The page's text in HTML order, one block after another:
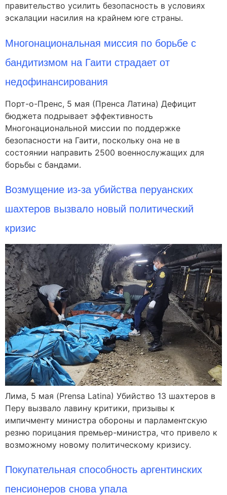
правительство усилить безопасность в условиях
эскалации насилия на крайнем юге страны.
Многонациональная миссия по борьбе с
бандитизмом на Гаити страдает от
недофинансирования
Порт-о-Пренс, 5 мая (Пренса Латина) Дефицит
бюджета подрывает эффективность
Многонациональной миссии по поддержке
безопасности на Гаити, поскольку она не в
состоянии направить 2500 военнослужащих для
борьбы с бандами.
Возмущение из-за убийства перуанских
шахтеров вызвало новый политический
кризис
Лима, 5 мая (Prensa Latina) Убийство 13 шахтеров в
Перу вызвало лавину критики, призывы к
импичменту министра обороны и парламентскую
резню порицания премьер-министра, что привело к
возможному новому политическому кризису.
Покупательная способность аргентинских
пенсионеров снова упала